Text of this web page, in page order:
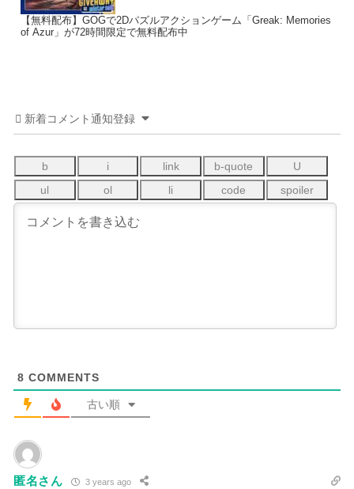
【無料配布】GOGで2Dパズルアクションゲーム「Greak: Memories
of Azur」が72時間限定で無料配布中
新着コメント通知登録
8 COMMENTS
古い順
匿名さん 3 years ago